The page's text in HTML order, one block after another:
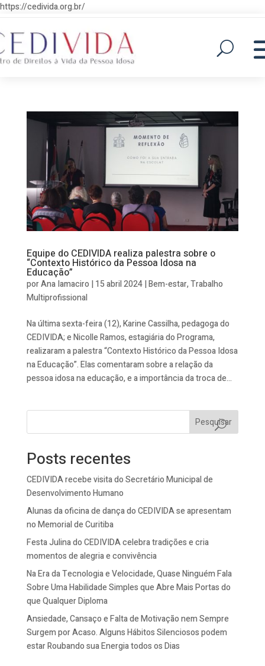
https://cedivida.org.br/
Equipe do CEDIVIDA realiza palestra sobre o
“Contexto Histórico da Pessoa Idosa na
Educação”
porAna Iamaciro |15 abril 2024|Bem-estar,Trabalho
Multiprofissional
Na última sexta-feira (12), Karine Cassilha, pedagoga do
CEDIVIDA; e Nicolle Ramos, estagiária do Programa,
realizaram a palestra “Contexto Histórico da Pessoa Idosa
na Educação”. Elas comentaram sobre a relação da
pessoa idosa na educação, e a importância da troca de...
Pesquisar
Posts recentes
CEDIVIDA recebe visita do Secretário Municipal de
Desenvolvimento Humano
Alunas da oficina de dança do CEDIVIDA se apresentam
no Memorial de Curitiba
Festa Julina do CEDIVIDA celebra tradições e cria
momentos de alegria e convivência
Na Era da Tecnologia e Velocidade, Quase Ninguém Fala
Sobre Uma Habilidade Simples que Abre Mais Portas do
que Qualquer Diploma
Ansiedade, Cansaço e Falta de Motivação nem Sempre
Surgem por Acaso. Alguns Hábitos Silenciosos podem
estar Roubando sua Energia todos os Dias